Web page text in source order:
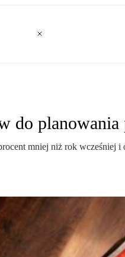
do
mniej niż rok